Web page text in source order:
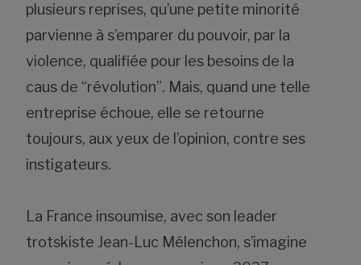
plusieurs reprises, qu’une petite minorité
parvienne à s’emparer du pouvoir, par la
violence, qualifiée pour les besoins de la
caus de “révolution”. Mais, quand une telle
entreprise échoue, elle se retourne
toujours, aux yeux de l’opinion, contre ses
instigateurs.
La France insoumise, avec son leader
trotskiste Jean-Luc Mélenchon, s’imagine